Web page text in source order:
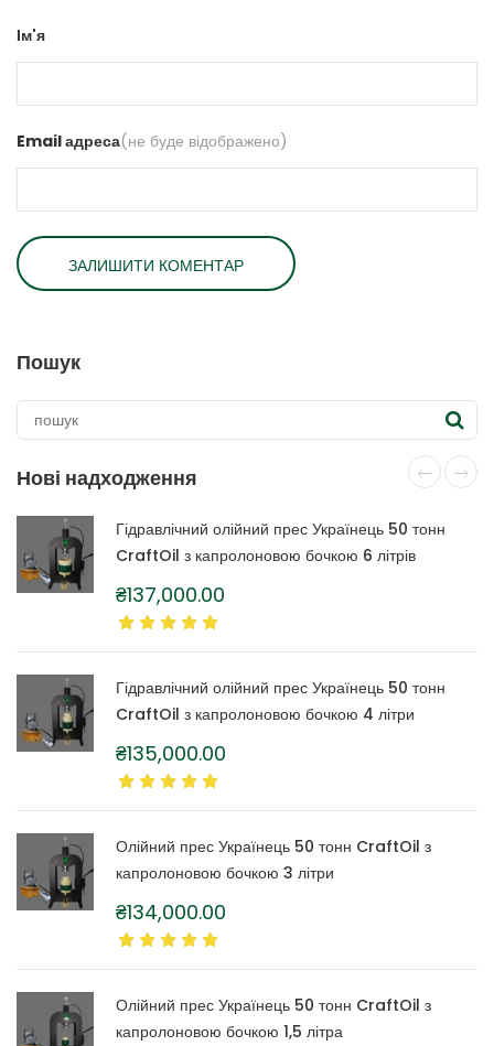
Ім'я
Email адреса(не буде відображено)
Пошук
Нові надходження
Гідравлічний олійний прес Українець 50 тонн
CraftOil з капролоновою бочкою 6 літрів
₴137,000.00
Гідравлічний олійний прес Українець 50 тонн
CraftOil з капролоновою бочкою 4 літри
₴135,000.00
Олійний прес Українець 50 тонн CraftOil з
капролоновою бочкою 3 літри
₴134,000.00
Олійний прес Українець 50 тонн CraftOil з
капролоновою бочкою 1,5 літра